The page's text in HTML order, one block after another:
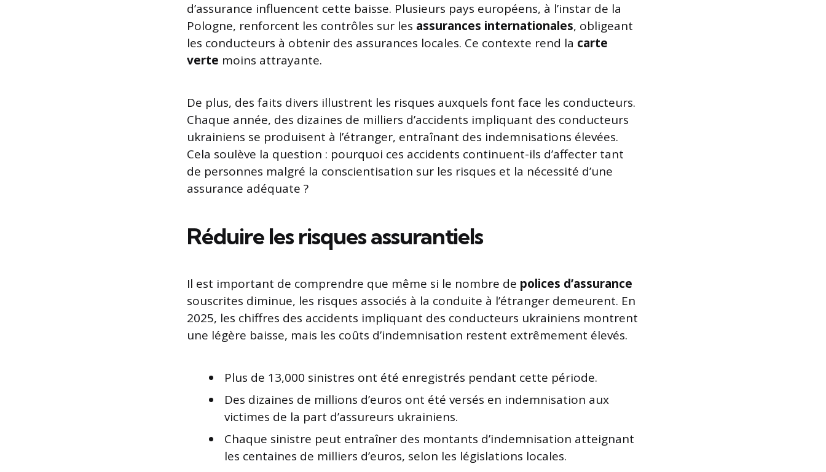
d’assurance influencent cette baisse. Plusieurs pays européens, à l’instar de la
Pologne, renforcent les contrôles sur les assurances internationales, obligeant
les conducteurs à obtenir des assurances locales. Ce contexte rend la carte
verte moins attrayante.
De plus, des faits divers illustrent les risques auxquels font face les conducteurs.
Chaque année, des dizaines de milliers d’accidents impliquant des conducteurs
ukrainiens se produisent à l’étranger, entraînant des indemnisations élevées.
Cela soulève la question : pourquoi ces accidents continuent-ils d’affecter tant
de personnes malgré la conscientisation sur les risques et la nécessité d’une
assurance adéquate ?
Réduire les risques assurantiels
Il est important de comprendre que même si le nombre de polices d’assurance
souscrites diminue, les risques associés à la conduite à l’étranger demeurent. En
2025, les chiffres des accidents impliquant des conducteurs ukrainiens montrent
une légère baisse, mais les coûts d’indemnisation restent extrêmement élevés.
Plus de 13,000 sinistres ont été enregistrés pendant cette période.
Des dizaines de millions d’euros ont été versés en indemnisation aux
victimes de la part d’assureurs ukrainiens.
Chaque sinistre peut entraîner des montants d’indemnisation atteignant
les centaines de milliers d’euros, selon les législations locales.